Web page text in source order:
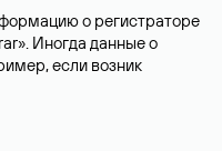
о регистраторе
Иногда данные о
если возник